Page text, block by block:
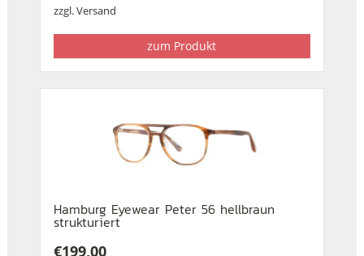
war:
ist:
zzgl.Versand
zum Produkt
Hamburg Eyewear Peter 56 hellbraun
strukturiert
€199,00